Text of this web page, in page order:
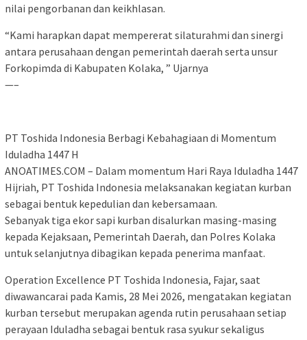
nilai pengorbanan dan keikhlasan.
“Kami harapkan dapat mempererat silaturahmi dan sinergi
antara perusahaan dengan pemerintah daerah serta unsur
Forkopimda di Kabupaten Kolaka, ” Ujarnya
—–
PT Toshida Indonesia Berbagi Kebahagiaan di Momentum
Iduladha 1447 H
ANOATIMES.COM – Dalam momentum Hari Raya Iduladha 1447
Hijriah, PT Toshida Indonesia melaksanakan kegiatan kurban
sebagai bentuk kepedulian dan kebersamaan.
Sebanyak tiga ekor sapi kurban disalurkan masing-masing
kepada Kejaksaan, Pemerintah Daerah, dan Polres Kolaka
untuk selanjutnya dibagikan kepada penerima manfaat.
Operation Excellence PT Toshida Indonesia, Fajar, saat
diwawancarai pada Kamis, 28 Mei 2026, mengatakan kegiatan
kurban tersebut merupakan agenda rutin perusahaan setiap
perayaan Iduladha sebagai bentuk rasa syukur sekaligus